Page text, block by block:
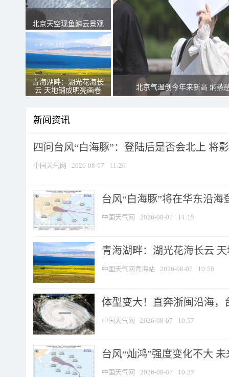
北京天空现鱼鳞云景观
青海湖畔：湖光花海长
云 天地铺成明亮画卷
北京气温创今年来新高 焖蒸
新闻资讯
四问台风“白海豚”：登陆后是否会北上 将
中国天气网 2026-08-07 11:20
台风“白海豚”将在华东沿
中国天气网 2026-08-07 11:15
青海湖畔：湖光花海长云
中国天气网青海站 2026-08-07 10:58
体型变大！直奔浙闽沿海，
中国天气网 2026-08-07 10:57
台风“灿鸿”强度变化不大
中国天气网 2026-08-07 10:27